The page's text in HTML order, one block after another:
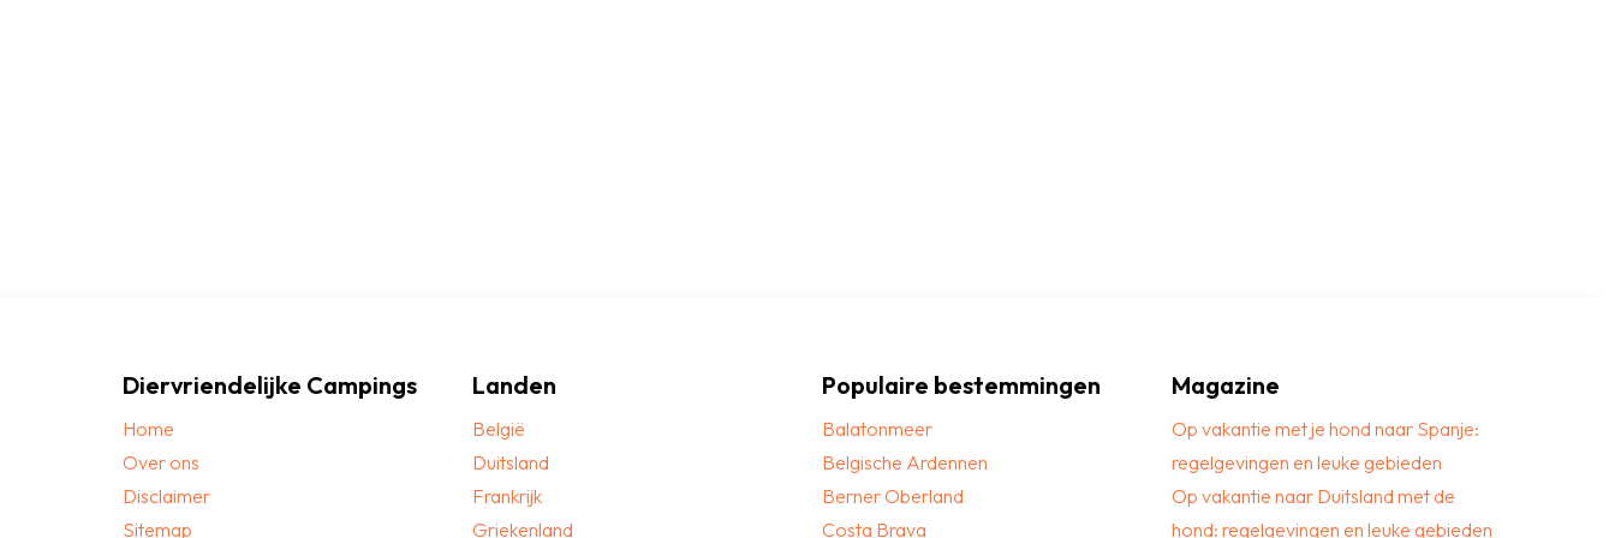
Diervriendelijke Campings
Home
Over ons
Disclaimer
Sitemap
Landen
België
Duitsland
Frankrijk
Griekenland
Populaire bestemmingen
Balatonmeer
Belgische Ardennen
Berner Oberland
Costa Brava
Magazine
Op vakantie met je hond naar Spanje:
regelgevingen en leuke gebieden
Op vakantie naar Duitsland met de
hond: regelgevingen en leuke gebieden